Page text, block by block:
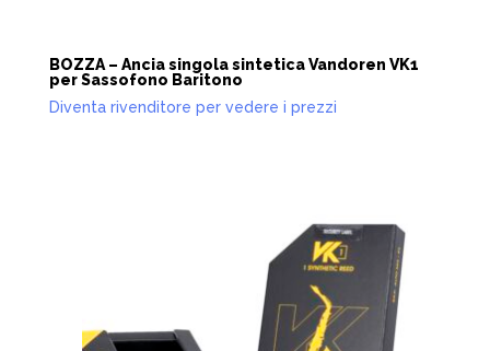
BOZZA – Ancia singola sintetica Vandoren VK1
per Sassofono Baritono
Diventa rivenditore per vedere i prezzi